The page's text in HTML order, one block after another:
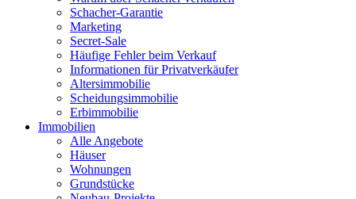
Schacher-Garantie
Marketing
Secret-Sale
Häufige Fehler beim Verkauf
Informationen für Privatverkäufer
Altersimmobilie
Scheidungsimmobilie
Erbimmobilie
Immobilien
Alle Angebote
Häuser
Wohnungen
Grundstücke